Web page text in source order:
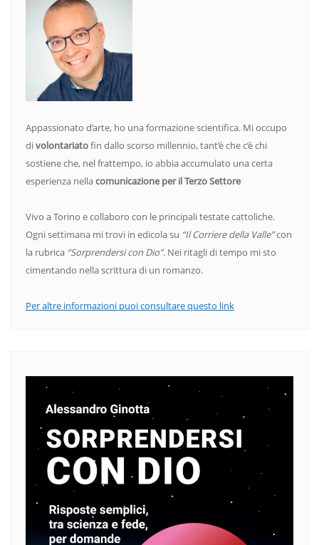
Appassionato d’arte, ho una formazione scientifica. Mi occupo
divolontariatofin dallo scorso millennio, tant’è che c’è chi
sostiene che, nel frattempo, io abbia accumulato una certa
esperienza nellacomunicazione per il Terzo Settore
Vivo a Torino e collaboro con le principali testate cattoliche.
Ogni settimana mi trovi in edicola su “Il Corriere della Valle”con
la rubrica “Sorprendersi con Dio”. Nei ritagli di tempo mi sto
cimentando nella scrittura di un romanzo.
Per altre informazioni puoi consultare questo link